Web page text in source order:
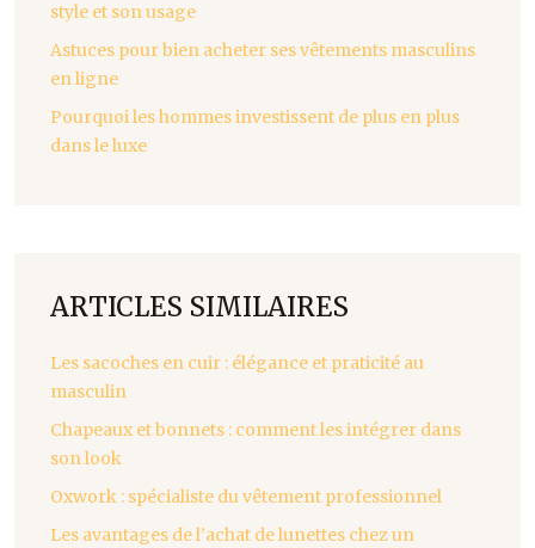
style et son usage
Astuces pour bien acheter ses vêtements masculins
en ligne
Pourquoi les hommes investissent de plus en plus
dans le luxe
ARTICLES SIMILAIRES
Les sacoches en cuir : élégance et praticité au
masculin
Chapeaux et bonnets : comment les intégrer dans
son look
Oxwork : spécialiste du vêtement professionnel
Les avantages de l’achat de lunettes chez un